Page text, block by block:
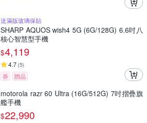
送滿版玻璃保貼
SHARP AQUOS wish4 5G (6G/128G) 6.6吋八
核心智慧型手機
$4,119
4.7(5)
券 贈品
motorola razr 60 Ultra (16G/512G) 7吋摺疊旗
艦手機
$22,990